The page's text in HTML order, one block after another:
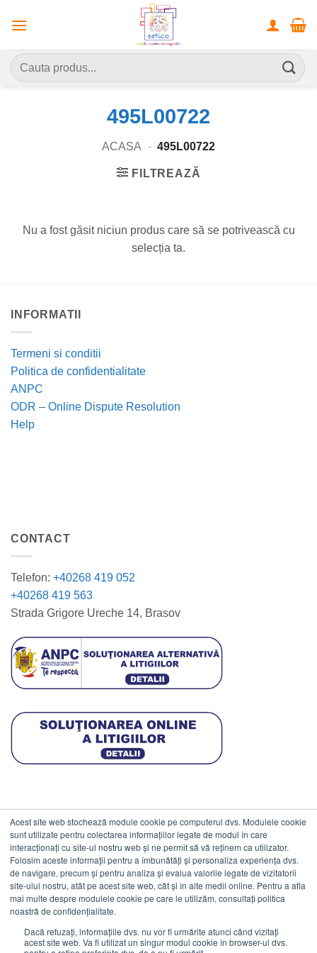
Acest site web stochează module cookie pe computerul dvs. Modulele cookie
sunt utilizate pentru colectarea informațiilor legate de modul în care
interacționați cu site-ul nostru web și ne permit să vă reținem ca utilizator.
Folosim aceste informații pentru a îmbunătăți și personaliza experiența dvs.
de navigare, precum și pentru analiza și evalua valorile legate de vizitatorii
site-ului nostru, atât pe acest site web, cât și în alte medii online. Pentru a afla
mai multe despre modulele cookie pe care le utilizăm, consultați politica
noastră de confidențialitate.
Dacă refuzați, informațiile dvs. nu vor fi urmărite atunci când vizitați
acest site web. Va fi utilizat un singur modul cookie în browser-ul dvs.
Caută
după:
495L00722
ACASA - 495L00722
FILTREAZĂ
Nu a fost găsit niciun produs care să se potrivească cu
selecția ta.
INFORMATII
Termeni si conditii
Politica de confidentialitate
ANPC
ODR – Online Dispute Resolution
Help
CONTACT
Telefon: +40268 419 052
+40268 419 563
Strada Grigore Ureche 14, Brasov
DATE COMERCIALE
ESTICO S.R.L.
CIF: RO1094402.
Reg.Com: J08/469/1991.